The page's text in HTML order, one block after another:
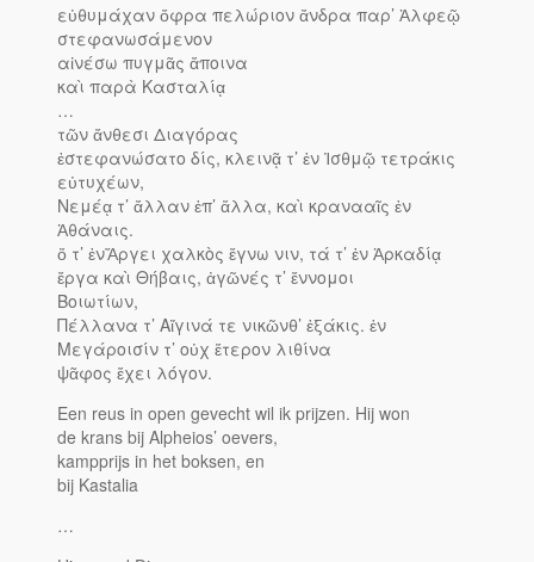
εὐθυμάχαν ὄφρα πελώριον ἄνδρα παρ’ Ἀλφεῷ
στεφανωσάμενον
αἰνέσω πυγμᾶς ἄποινα
καὶ παρὰ Κασταλίᾳ
…
τῶν ἄνθεσι Διαγόρας
ἐστεφανώσατο δίς, κλεινᾷ τ’ ἐν Ἰσθμῷ τετράκις
εὐτυχέων,
Νεμέᾳ τ’ ἄλλαν ἐπ’ ἄλλα, καὶ κρανααῖς ἐν
Ἀθάναις.
ὅ τ’ ἐνἌργει χαλκὸς ἔγνω νιν, τά τ’ ἐν Ἀρκαδίᾳ
ἔργα καὶ Θήβαις, ἀγῶνές τ’ ἔννομοι
Βοιωτίων,
Πέλλανα τ’ Αἴγινά τε νικῶνθ’ ἑξάκις. ἐν
Μεγάροισίν τ’ οὐχ ἕτερον λιθίνα
ψᾶφος ἔχει λόγον.
Een reus in open gevecht wil ik prijzen. Hij won
de krans bij Alpheios’ oevers,
kampprijs in het boksen, en
bij Kastalia
…